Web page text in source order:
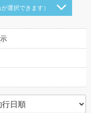
選択できます）